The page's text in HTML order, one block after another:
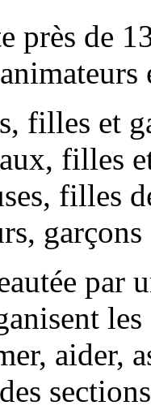
près de
filles et
filles
filles
par
aider,